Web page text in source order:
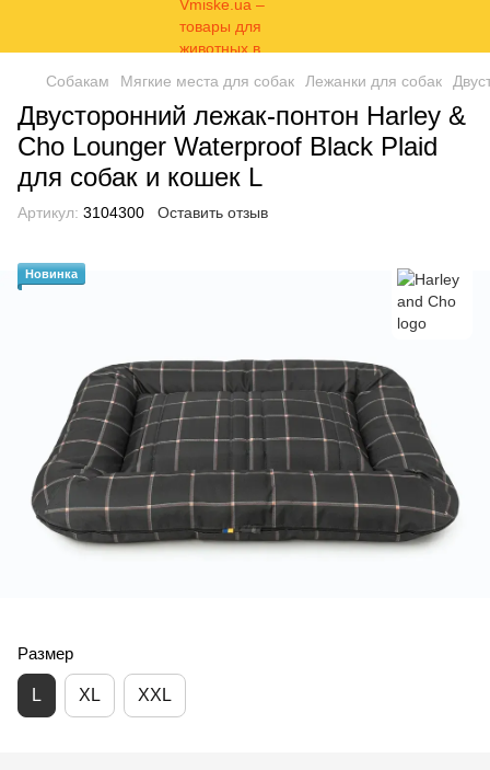
Собакам Мягкие места для собак Лежанки для собак
Двусторонний лежак-понтон Harley &
Cho Lounger Waterproof Black Plaid
для собак и кошек L
Артикул: 3104300 Оставить отзыв
Новинка
Размер
L XL XXL